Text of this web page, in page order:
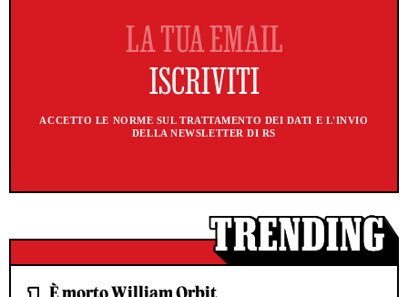
ACCETTO LE NORME SUL TRATTAMENTO DEI DATI E L'INVIO
DELLA NEWSLETTER DI RS